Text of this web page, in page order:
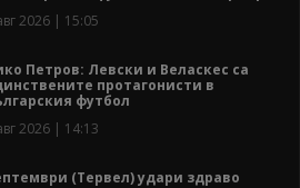
2026 | 15:05
Петров: Левски и Веласкес са
протагонисти в
футбол
2026 | 14:13
(Тервел) удари здраво